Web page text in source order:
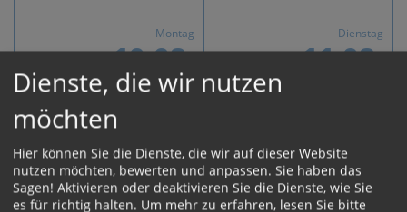
Montag
10.08.
Dienstag
11.08.
18:30 Uhr | Marienkirche
Wels, Wels
(Eucharistiefeier)
09:00 Uhr |
(Eucharistiefeier)
Dienste, die wir nutzen
möchten
Hier können Sie die Dienste, die wir auf dieser Website
nutzen möchten, bewerten und anpassen. Sie haben das
Sagen! Aktivieren oder deaktivieren Sie die Dienste, wie Sie
es für richtig halten. Um mehr zu erfahren, lesen Sie bitte